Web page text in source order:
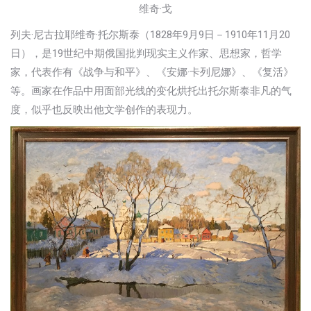
维奇·戈
列夫·尼古拉耶维奇·托尔斯泰（1828年9月9日－1910年11月20
日），是19世纪中期俄国批判现实主义作家、思想家，哲学
家，代表作有《战争与和平》、《安娜·卡列尼娜》、《复活》
等。画家在作品中用面部光线的变化烘托出托尔斯泰非凡的气
度，似乎也反映出他文学创作的表现力。